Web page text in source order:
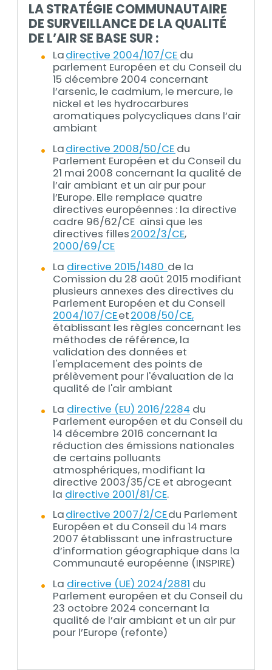
LA STRATÉGIE COMMUNAUTAIRE
DE SURVEILLANCE DE LA QUALITÉ
DE L’AIR SE BASE SUR :
Ladirective 2004/107/CE du
parlement Européen et du Conseil du
15 décembre 2004 concernant
l’arsenic, le cadmium, le mercure, le
nickel et les hydrocarbures
aromatiques polycycliques dans l’air
ambiant
Ladirective 2008/50/CE du
Parlement Européen et du Conseil du
21 mai 2008 concernant la qualité de
l’air ambiant et un air pur pour
l’Europe. Elle remplace quatre
directives européennes : la directive
cadre 96/62/CE ainsi que les
directives filles2002/3/CE,
2000/69/CE
La directive 2015/1480 de la
Comission du 28 août 2015 modifiant
plusieurs annexes des directives du
Parlement Européen et du Conseil
2004/107/CEet2008/50/CE,
établissant les règles concernant les
méthodes de référence, la
validation des données et
l'emplacement des points de
prélèvement pour l'évaluation de la
qualité de l'air ambiant
La directive (EU) 2016/2284 du
Parlement européen et du Conseil du
14 décembre 2016 concernant la
réduction des émissions nationales
de certains polluants
atmosphériques, modifiant la
directive 2003/35/CE et abrogeant
la directive 2001/81/CE.
Ladirective 2007/2/CEdu Parlement
Européen et du Conseil du 14 mars
2007 établissant une infrastructure
d’information géographique dans la
Communauté européenne (INSPIRE)
La directive (UE) 2024/2881 du
Parlement européen et du Conseil du
23 octobre 2024 concernant la
qualité de l’air ambiant et un air pur
pour l’Europe (refonte)